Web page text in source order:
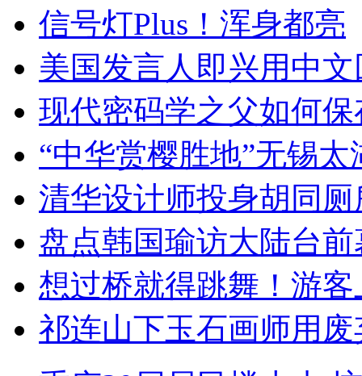
信号灯Plus！浑身都亮
美国发言人即兴用中
现代密码学之父如何
“中华赏樱胜地”无锡
清华设计师投身胡同
盘点韩国瑜访大陆台
想过桥就得跳舞！游客
祁连山下玉石画师用